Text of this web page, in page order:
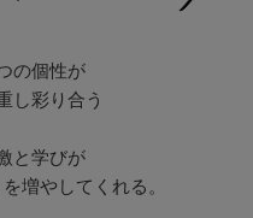
の個性が
し彩り合う
と学びが
増やしてくれる。